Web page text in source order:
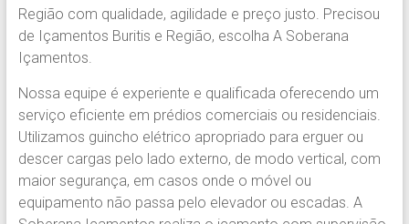
Região.
Segurança,
Agilidade
Confiança.
31.2510-
2122.
A
Soberana
Içamento.
Região com qualidade, agilidade e preço justo. Precisou
de Içamentos Buritis e Região, escolha A Soberana
Içamentos.
Nossa equipe é experiente e qualificada oferecendo um
serviço eficiente em prédios comerciais ou residenciais.
Utilizamos guincho elétrico apropriado para erguer ou
descer cargas pelo lado externo, de modo vertical, com
maior segurança, em casos onde o móvel ou
equipamento não passa pelo elevador ou escadas. A